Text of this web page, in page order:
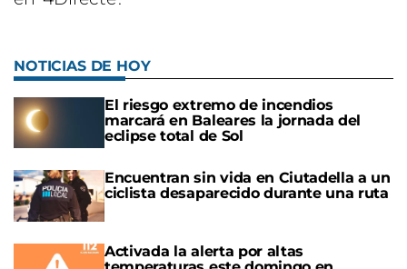
NOTICIAS DE HOY
El riesgo extremo de incendios
marcará en Baleares la jornada del
eclipse total de Sol
Encuentran sin vida en Ciutadella a un
ciclista desaparecido durante una ruta
Activada la alerta por altas